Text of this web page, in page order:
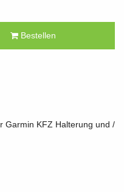
Bestellen
Garmin KFZ Halterung und /